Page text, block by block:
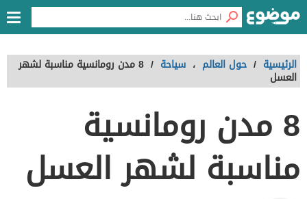
الرئيسية / حول العالم ، سياحة / 8 مدن رومانسية مناسبة لشهر
العسل
8 مدن رومانسية
مناسبة لشهر العسل